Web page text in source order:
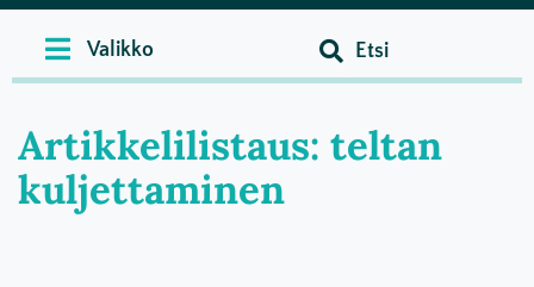
Artikkelilistaus: teltan
kuljettaminen